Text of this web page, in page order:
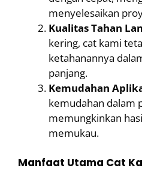
menyelesaikan
Kualitas Tahan
kering, cat kami
ketahanannya
panjang.
Kemudahan
kemudahan dalam
memungkinkan
memukau.
Manfaat Utama Cat